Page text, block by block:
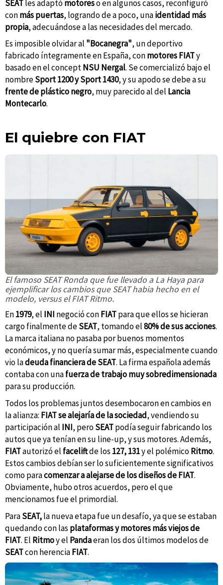
SEATles adaptómotoreso en algunos casos, reconfiguró
conmás puertas, logrando de a poco, unaidentidad más
propia, adecuándose a las necesidades del mercado.
Es imposible olvidar al "Bocanegra", un deportivo
fabricado íntegramente en España, conmotores FIATy
basado en el conceptNSU Nergal. Se comercializó bajo el
nombreSport 1200 y Sport 1430, y su apodo se debe a su
frente de plástico negro, muy parecido al del Lancia
Montecarlo.
El quiebre con FIAT
El famoso SEAT Ronda que fue llevado a La Haya para
ejemplificar los cambios que SEAT habia hecho en el
modelo, versus el FIAT Ritmo.
En1979, el INI negoció conFIATpara que ellos se hicieran
cargo finalmente deSEAT, tomando el80% de sus acciones.
La marca italiana no pasaba por buenos momentos
económicos, y no quería sumar más, especialmente cuando
vio ladeuda financiera de SEAT. La firma española además
contaba con unafuerza de trabajo muy sobredimensionada
para su producción.
Todos los problemas juntos desembocaron encambios en
la alianza: FIAT se alejaría de la sociedad, vendiendo su
participación al INI, peroSEATpodíaseguir fabricando los
autos que ya tenían en su line-up, y sus motores. Además,
FIATautorizó el faceliftde los 127, 131y el polémicoRitmo.
Estos cambios debían ser lo suficientemente significativos
como paracomenzar a alejarse de los diseños de FIAT.
Obviamente, hubo otros acuerdos, pero el que
mencionamos fue el primordial.
ParaSEAT,la nueva etapa fue un desafío, ya que se estaban
quedando con las plataformas y motores más viejos de
FIAT. El Ritmoy el Pandaeran los dos últimos modelos de
SEATcon herenciaFIAT.